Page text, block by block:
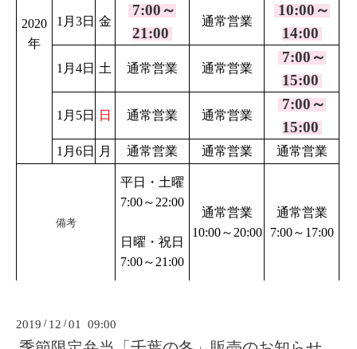
2020
年
1月3日 金
7:00～
21:00
通常営業
10:00～
14:00
1月4日 土 通常営業 通常営業
7:00～
15:00
1月5日 日 通常営業 通常営業
7:00～
15:00
1月6日 月 通常営業 通常営業 通常営業
備考
平日・土曜
7:00～ 22:00
日曜・祝日
7:00～21:00
通常営業
10:00～20:00
通常営業
7:00～17:00
2019 / 12 /01 09:00